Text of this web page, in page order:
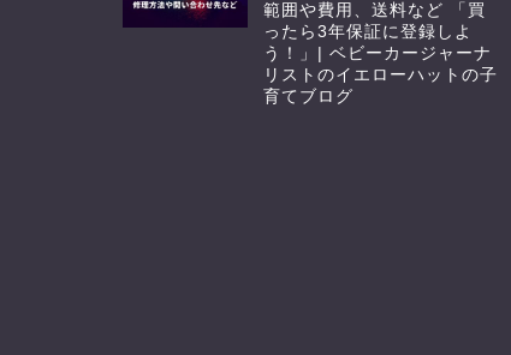
範囲や費用、送料など 「買
ったら3年保証に登録しよ
う！」| ベビーカージャーナ
リストのイエローハットの子
育てブログ